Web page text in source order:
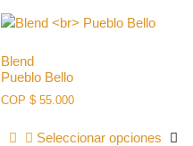
Blend
Pueblo Bello
COP $55.000
Seleccionar opciones